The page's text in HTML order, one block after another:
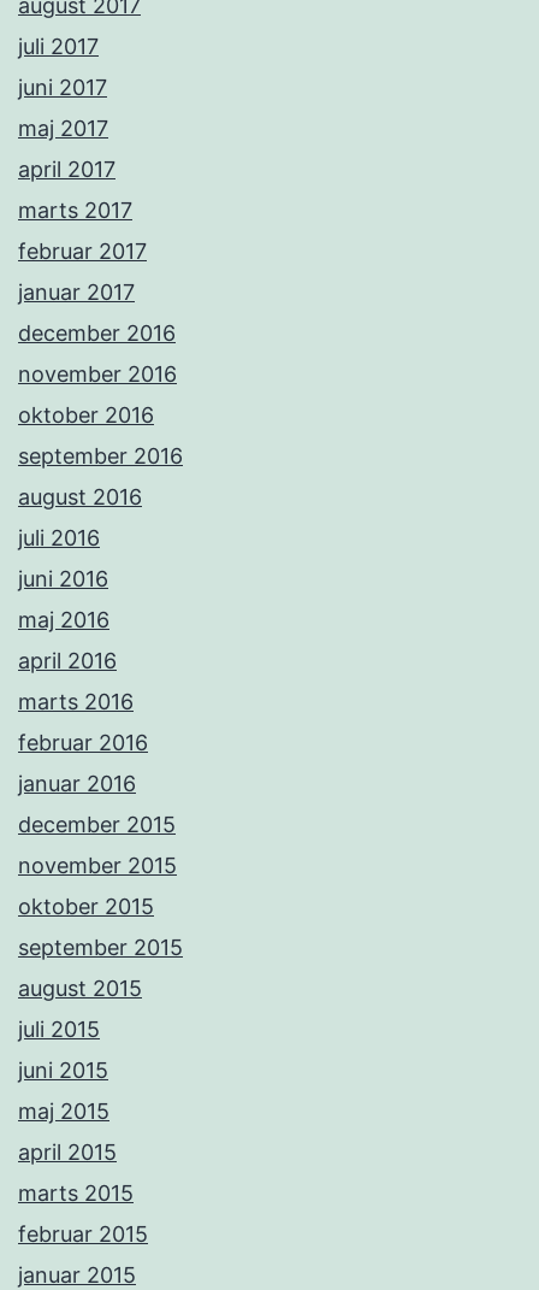
august 2017
juli 2017
juni 2017
maj 2017
april 2017
marts 2017
februar 2017
januar 2017
december 2016
november 2016
oktober 2016
september 2016
august 2016
juli 2016
juni 2016
maj 2016
april 2016
marts 2016
februar 2016
januar 2016
december 2015
november 2015
oktober 2015
september 2015
august 2015
juli 2015
juni 2015
maj 2015
april 2015
marts 2015
februar 2015
januar 2015